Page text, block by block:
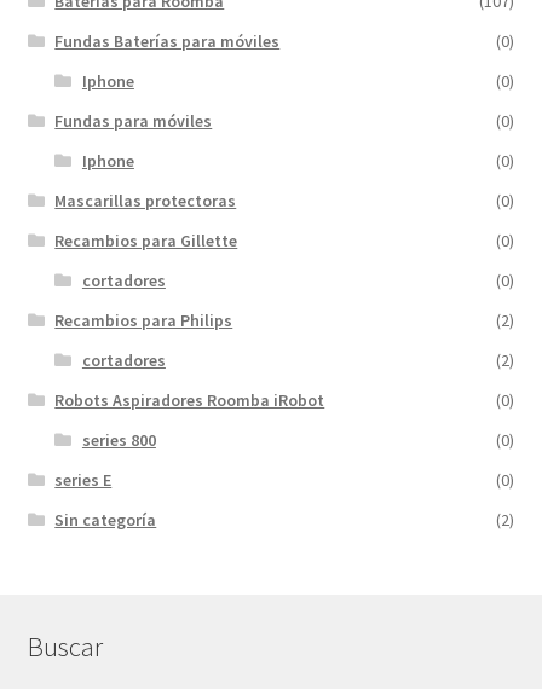
Fundas Baterías para móviles
(0)
Iphone
(0)
Fundas para móviles
(0)
Iphone
(0)
Mascarillas protectoras
(0)
Recambios para Gillette
(0)
cortadores
(0)
Recambios para Philips
(2)
cortadores
(2)
Robots Aspiradores Roomba iRobot
(0)
series 800
(0)
series E
(0)
Sin categoría
(2)
Buscar